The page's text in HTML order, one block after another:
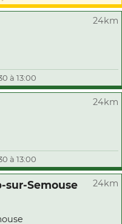
24km
à 13:00
24km
à 13:00
sur-Semouse 24km